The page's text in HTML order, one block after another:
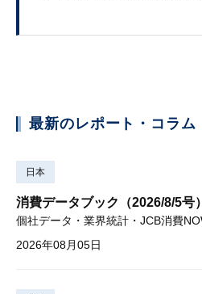
最新のレポート・コラム
日本
消費データブック（2026/8/5号）
2026年08月05日